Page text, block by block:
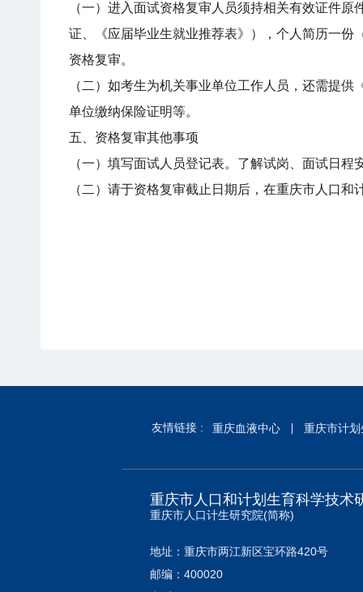
（一）进入面试资格复审人员须持相关有效证件
证、《应届毕业生就业推荐表》），个人简历一份
资格复审。
（二）如考生为机关事业单位工作人员，还需提
单位缴纳保险证明等。
五、资格复审其他事项
（一）填写面试人员登记表。了解试岗、面试日程
（二）请于资格复审截止日期后，在重庆市人口
友情链接 : 重庆血液中心 重庆市计
重庆市人口和计划生育科学技术
重庆市人口计生研究院(简称)
地址：重庆市两江新区宝环路420号
邮编：400020